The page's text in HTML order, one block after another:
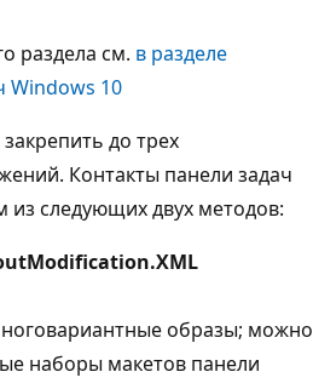
раздела см. в разделе
Windows 10
до трех
Контакты панели задач
следующих двух методов:
образы; можно
наборы макетов панели